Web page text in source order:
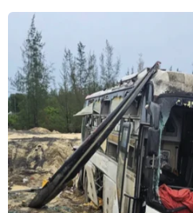
Nhóm đối tượng khai nhận từ
đã lừa 63 bị hại trên cả nước
(Ảnh:
Ngày 4/6, thông tin từ
biết các đơn vị nghiệp vụ
Cảnh sát hình sự (Bộ
nhóm tội phạm lừa đảo